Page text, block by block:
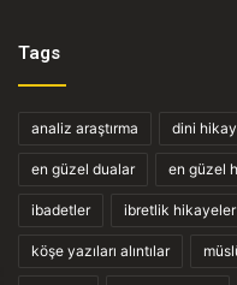
Tags
analiz araştırma dini
en güzel dualar en güzel
ibadetler ibretlik hikayeler
köşe yazıları alıntılar